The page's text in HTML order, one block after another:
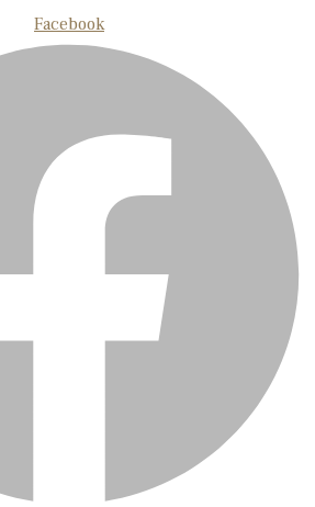
Facebook